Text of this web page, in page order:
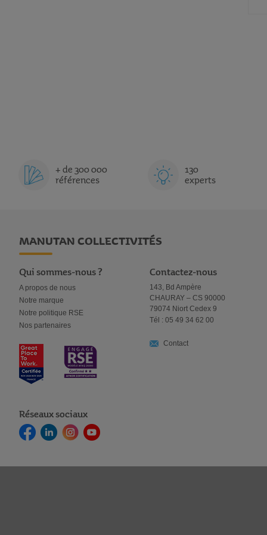
+ de 300 000
références
130
experts
MANUTAN COLLECTIVITÉS
Qui sommes-nous ?
A propos de nous
Notre marque
Notre politique RSE
Nos partenaires
Réseaux sociaux
Contactez-nous
143, Bd Ampère
CHAURAY – CS 90000
79074 Niort Cedex 9
Tél : 05 49 34 62 00
Contact